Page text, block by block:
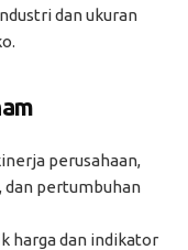
dan ukuran
perusahaan,
dan pertumbuhan
harga dan indikator